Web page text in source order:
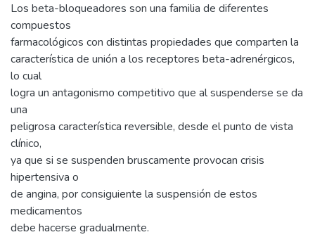
Los beta-bloqueadores son una familia de diferentes
compuestos
farmacológicos con distintas propiedades que comparten la
característica de unión a los receptores beta-adrenérgicos,
lo cual
logra un antagonismo competitivo que al suspenderse se da
una
peligrosa característica reversible, desde el punto de vista
clínico,
ya que si se suspenden bruscamente provocan crisis
hipertensiva o
de angina, por consiguiente la suspensión de estos
medicamentos
debe hacerse gradualmente.